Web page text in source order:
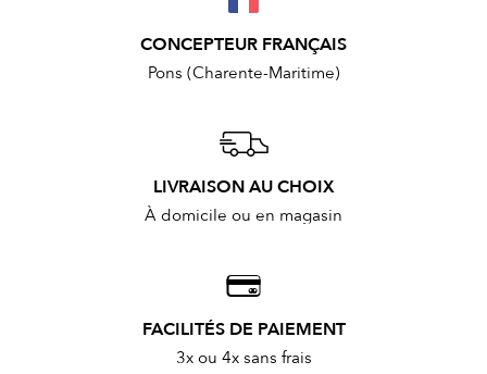
CONCEPTEUR FRANÇAIS
Pons (Charente-Maritime)
LIVRAISON AU CHOIX
À domicile ou en magasin
FACILITÉS DE PAIEMENT
3x ou 4x sans frais